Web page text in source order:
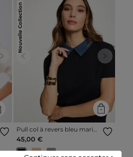
Next
Nouvelle Collection
Previous Next
Pull col à revers bleu marine
femme
45,00 €